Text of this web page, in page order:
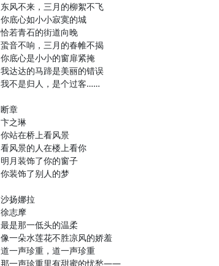
东风不来，三月的柳絮不飞
你底心如小小寂寞的城
恰若青石的街道向晚
蛩音不响，三月的春帷不揭
你底心是小小的窗扉紧掩
我达达的马蹄是美丽的错误
我不是归人，是个过客……
断章
卞之琳
你站在桥上看风景
看风景的人在楼上看你
明月装饰了你的窗子
你装饰了别人的梦
沙扬娜拉
徐志摩
最是那一低头的温柔
像一朵水莲花不胜凉风的娇羞
道一声珍重，道一声珍重
那一声珍重里有甜蜜的忧愁——